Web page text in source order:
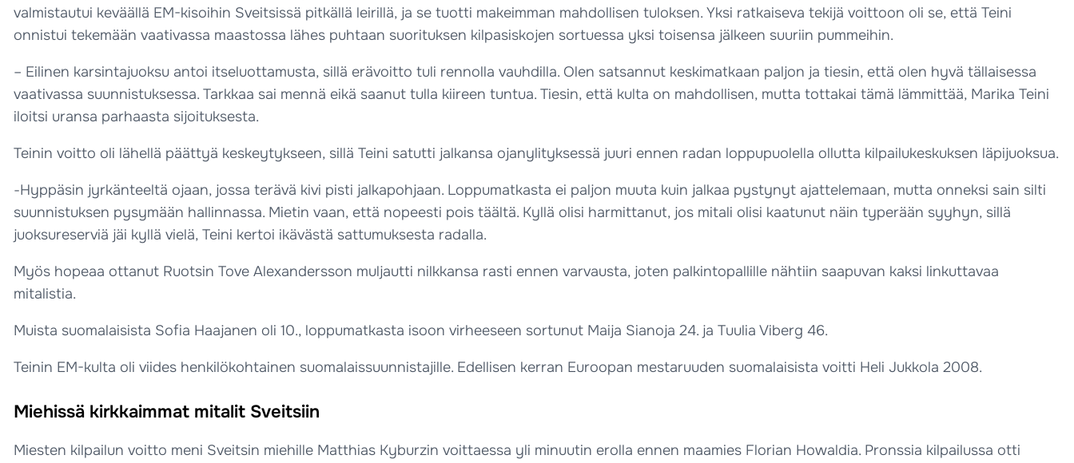
valmistautui keväällä EM-kisoihin Sveitsissä pitkällä leirillä, ja se tuotti makeimman mahdollisen tuloksen. Yksi ratkaiseva tekijä voittoon oli se, että Teini
onnistui tekemään vaativassa maastossa lähes puhtaan suorituksen kilpasiskojen sortuessa yksi toisensa jälkeen suuriin pummeihin.
– Eilinen karsintajuoksu antoi itseluottamusta, sillä erävoitto tuli rennolla vauhdilla. Olen satsannut keskimatkaan paljon ja tiesin, että olen hyvä tällaisessa
vaativassa suunnistuksessa. Tarkkaa sai mennä eikä saanut tulla kiireen tuntua. Tiesin, että kulta on mahdollisen, mutta tottakai tämä lämmittää, Marika Teini
iloitsi uransa parhaasta sijoituksesta.
Teinin voitto oli lähellä päättyä keskeytykseen, sillä Teini satutti jalkansa ojanylityksessä juuri ennen radan loppupuolella ollutta kilpailukeskuksen läpijuoksua.
-Hyppäsin jyrkänteeltä ojaan, jossa terävä kivi pisti jalkapohjaan. Loppumatkasta ei paljon muuta kuin jalkaa pystynyt ajattelemaan, mutta onneksi sain silti
suunnistuksen pysymään hallinnassa. Mietin vaan, että nopeesti pois täältä. Kyllä olisi harmittanut, jos mitali olisi kaatunut näin typerään syyhyn, sillä
juoksureserviä jäi kyllä vielä, Teini kertoi ikävästä sattumuksesta radalla.
Myös hopeaa ottanut Ruotsin Tove Alexandersson muljautti nilkkansa rasti ennen varvausta, joten palkintopallille nähtiin saapuvan kaksi linkuttavaa
mitalistia.
Muista suomalaisista Sofia Haajanen oli 10., loppumatkasta isoon virheeseen sortunut Maija Sianoja 24. ja Tuulia Viberg 46.
Teinin EM-kulta oli viides henkilökohtainen suomalaissuunnistajille. Edellisen kerran Euroopan mestaruuden suomalaisista voitti Heli Jukkola 2008.
Miehissä kirkkaimmat mitalit Sveitsiin
Miesten kilpailun voitto meni Sveitsin miehille Matthias Kyburzin voittaessa yli minuutin erolla ennen maamies Florian Howaldia. Pronssia kilpailussa otti